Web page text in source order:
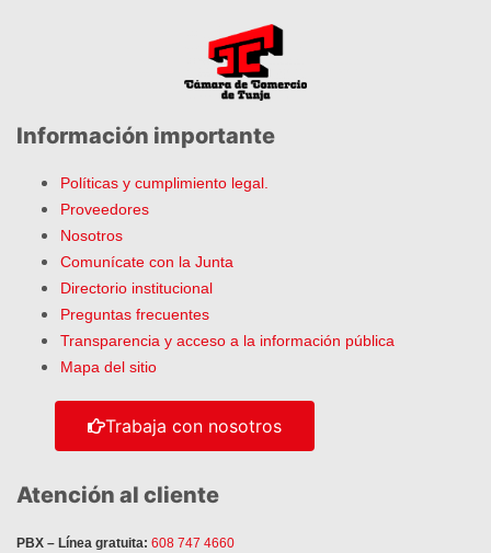
Información importante
Políticas y cumplimiento legal.
Proveedores
Nosotros
Comunícate con la Junta
Directorio institucional
Preguntas frecuentes
Transparencia y acceso a la información pública
Mapa del sitio
Trabaja con nosotros
Atención al cliente
PBX – Línea gratuita: 608 747 4660